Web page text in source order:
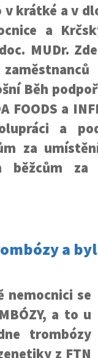
v krátké a v
a
MUDr.
Běh
FOODS a
a
za
běžcům
a
nemocnici se
a to u
trombózy
z FTN